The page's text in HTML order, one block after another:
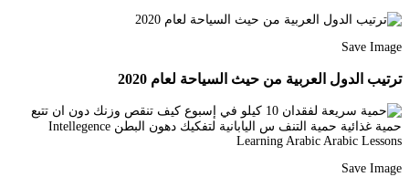
Save Image
ترتيب الدول العربية من حيث السياحة لعام 2020
Save Image